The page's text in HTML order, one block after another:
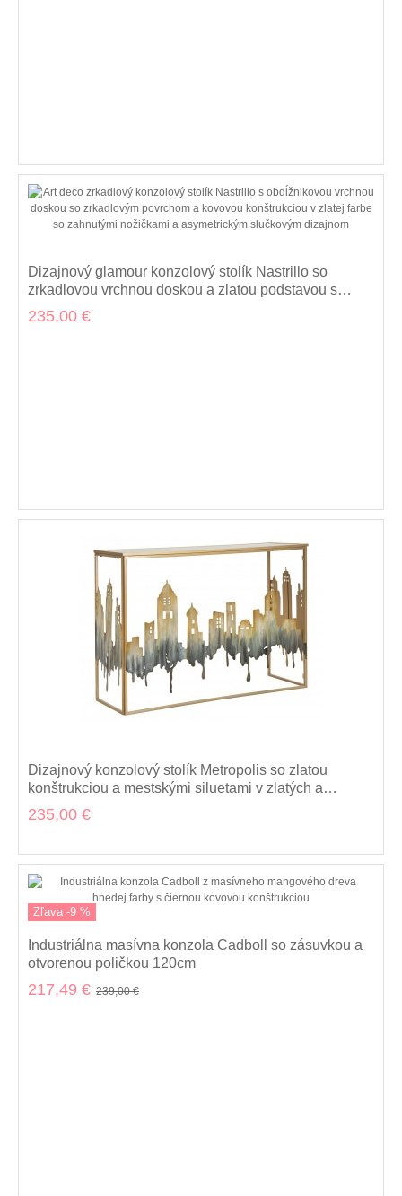
Dizajnový glamour konzolový stolík Nastrillo so
zrkadlovou vrchnou doskou a zlatou podstavou s
ozdobnými oblúkmi 140 cm
235,00 €
Dizajnový konzolový stolík Metropolis so zlatou
konštrukciou a mestskými siluetami v zlatých a
strieborných odtieňoch 110 cm
235,00 €
Zľava -9 %
Industriálna masívna konzola Cadboll so zásuvkou a
otvorenou poličkou 120cm
217,49 € 239,00 €